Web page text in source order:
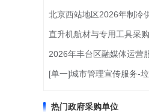
北京西站地区2026年制冷
直升机航材与专用工具采
2026年丰台区融媒体运营
热门政府采购单位